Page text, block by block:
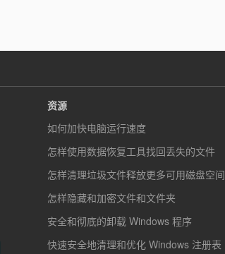
资源
如何加快电脑运行速度
怎样使用数据恢复工具找回丢失的文件
怎样清理垃圾文件释放更多可用磁盘空间
怎样隐藏和加密文件和文件夹
安全和彻底的卸载 Windows 程序
快速安全地清理和优化 Windows 注册表